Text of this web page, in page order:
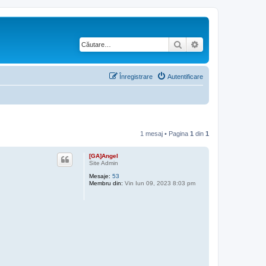
Căutare
Autentificare
Înregistrare
1 mesaj • Pagina 1 din 1
[GA]Angel
Site Admin
Mesaje: 53
Membru din: Vin Iun 09, 2023 8:03 pm